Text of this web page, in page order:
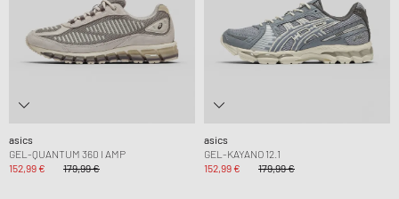
asics
GEL-QUANTUM 360 I AMP
152,99 €
179,99 €
asics
GEL-KAYANO 12.1
152,99 €
179,99 €